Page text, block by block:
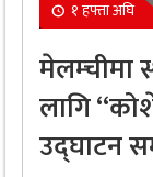
१ हफ्ता अघि
मेलम्चीमा
लागि
उद्घाटन